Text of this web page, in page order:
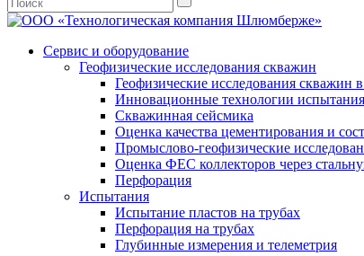
Сервис и оборудование
Геофизические исследования скважин
Геофизические исследования скважин
Инновационные технологии испытания
Скважинная сейсмика
Оценка качества цементирования и
Промыслово-геофизические
Оценка ФЕС коллекторов через
Перфорация
Испытания
Испытание пластов на трубах
Перфорация на трубах
Глубинные измерения и телеметрия